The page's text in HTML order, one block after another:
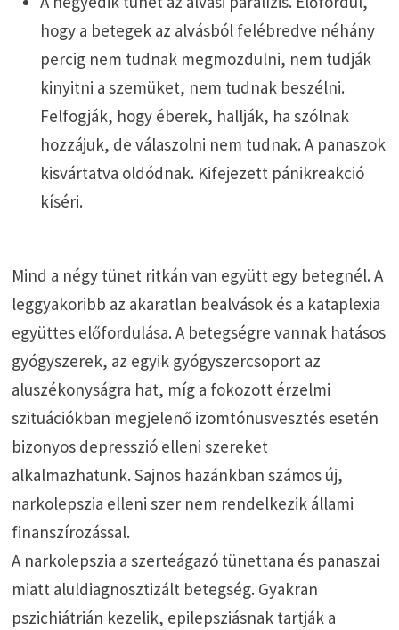
hogy a betegek az alvásból felébredve néhány
percig nem tudnak megmozdulni, nem tudják
kinyitni a szemüket, nem tudnak beszélni.
Felfogják, hogy éberek, hallják, ha szólnak
hozzájuk, de válaszolni nem tudnak. A panaszok
kisvártatva oldódnak. Kifejezett pánikreakció
kíséri.
Mind a négy tünet ritkán van együtt egy betegnél. A
leggyakoribb az akaratlan bealvások és a kataplexia
együttes előfordulása. A betegségre vannak hatásos
gyógyszerek, az egyik gyógyszercsoport az
aluszékonyságra hat, míg a fokozott érzelmi
szituációkban megjelenő izomtónusvesztés esetén
bizonyos depresszió elleni szereket
alkalmazhatunk. Sajnos hazánkban számos új,
narkolepszia elleni szer nem rendelkezik állami
finanszírozással.
A narkolepszia a szerteágazó tünettana és panaszai
miatt aluldiagnosztizált betegség. Gyakran
pszichiátrián kezelik, epilepsziásnak tartják a